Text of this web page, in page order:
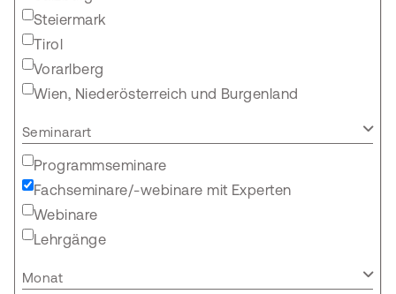
Steiermark
Tirol
Vorarlberg
Wien, Niederösterreich und Burgenland
Seminarart
Programmseminare
Fachseminare/-webinare mit Experten
Webinare
Lehrgänge
Monat